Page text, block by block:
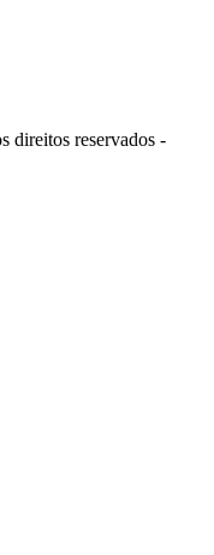
direitos reservados -